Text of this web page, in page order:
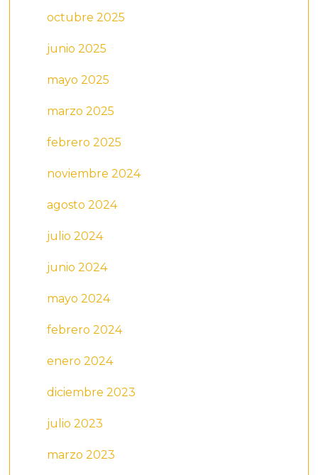
octubre 2025
junio 2025
mayo 2025
marzo 2025
febrero 2025
noviembre 2024
agosto 2024
julio 2024
junio 2024
mayo 2024
febrero 2024
enero 2024
diciembre 2023
julio 2023
marzo 2023